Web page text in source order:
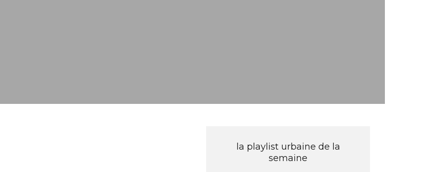
la playlist urbaine de la
semaine